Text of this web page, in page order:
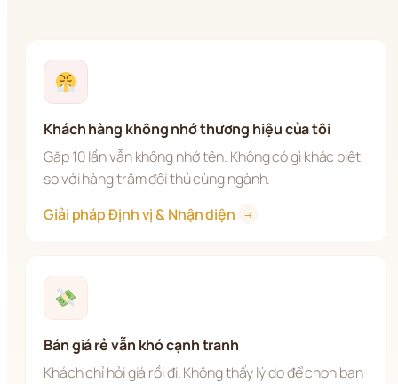
Khách hàng không nhớ thương hiệu của tôi
Gặp 10 lần vẫn không nhớ tên. Không có gì khác biệt
so với hàng trăm đối thủ cùng ngành.
Giải pháp Định vị & Nhận diện
→
Bán giá rẻ vẫn khó cạnh tranh
Khách chỉ hỏi giá rồi đi. Không thấy lý do để chọn bạn